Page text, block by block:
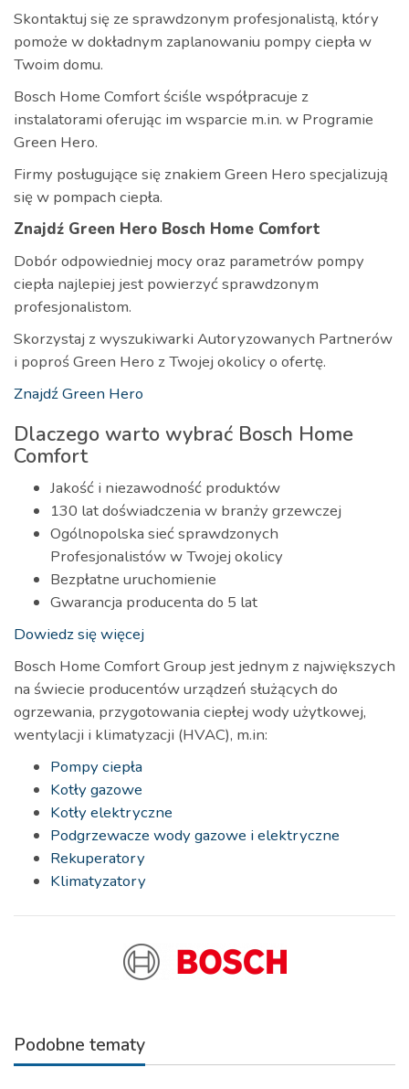
Skontaktuj się ze sprawdzonym profesjonalistą, który
pomoże w dokładnym zaplanowaniu pompy ciepła w
Twoim domu.
Bosch Home Comfort ściśle współpracuje z
instalatorami oferując im wsparcie m.in. w Programie
Green Hero.
Firmy posługujące się znakiem Green Hero specjalizują
się w pompach ciepła.
Znajdź Green Hero Bosch Home Comfort
Dobór odpowiedniej mocy oraz parametrów pompy
ciepła najlepiej jest powierzyć sprawdzonym
profesjonalistom.
Skorzystaj z wyszukiwarki Autoryzowanych Partnerów
i poproś Green Hero z Twojej okolicy o ofertę.
Znajdź Green Hero
Dlaczego warto wybrać Bosch Home
Comfort
Jakość i niezawodność produktów
130 lat doświadczenia w branży grzewczej
Ogólnopolska sieć sprawdzonych
Profesjonalistów w Twojej okolicy
Bezpłatne uruchomienie
Gwarancja producenta do 5 lat
Dowiedz się więcej
Bosch Home Comfort Group jest jednym z największych
na świecie producentów urządzeń służących do
ogrzewania, przygotowania ciepłej wody użytkowej,
wentylacji i klimatyzacji (HVAC), m.in:
Pompy ciepła
Kotły gazowe
Kotły elektryczne
Podgrzewacze wody gazowe i elektryczne
Rekuperatory
Klimatyzatory
Podobne tematy